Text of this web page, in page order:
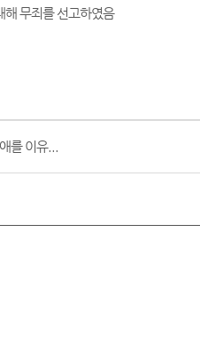
무죄를 선고하였음
를 이유...